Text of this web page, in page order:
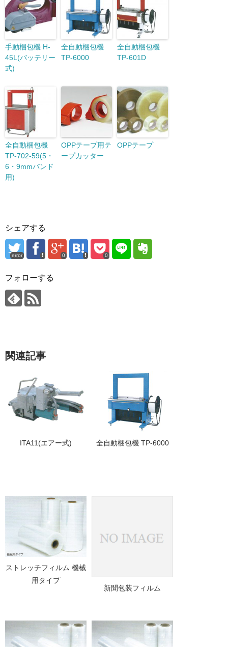
手動梱包機 H-
45L(バッテリー
式)
全自動梱包機
TP-6000
全自動梱包機
TP-601D
全自動梱包機
TP-702-59(5・
6・9mmバンド
用)
OPPテープ用テ
ープカッター
OPPテープ
シェアする
error 0 0
フォローする
関連記事
ITA11(エアー式) 全自動梱包機 TP-6000
ストレッチフィルム 機械
用タイプ
新聞包装フィルム